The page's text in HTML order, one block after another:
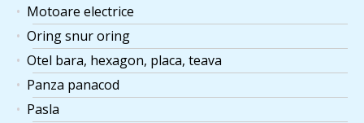
Motoare electrice
Oring snur oring
Otel bara, hexagon, placa, teava
Panza panacod
Pasla